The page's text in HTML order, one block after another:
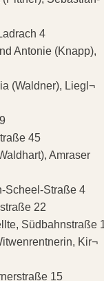
4
Antonie (Knapp),
(Waldner), Liegl¬
45
Amraser
Scheel-Straße 4
22
Südbahnstraße
Kir¬
15